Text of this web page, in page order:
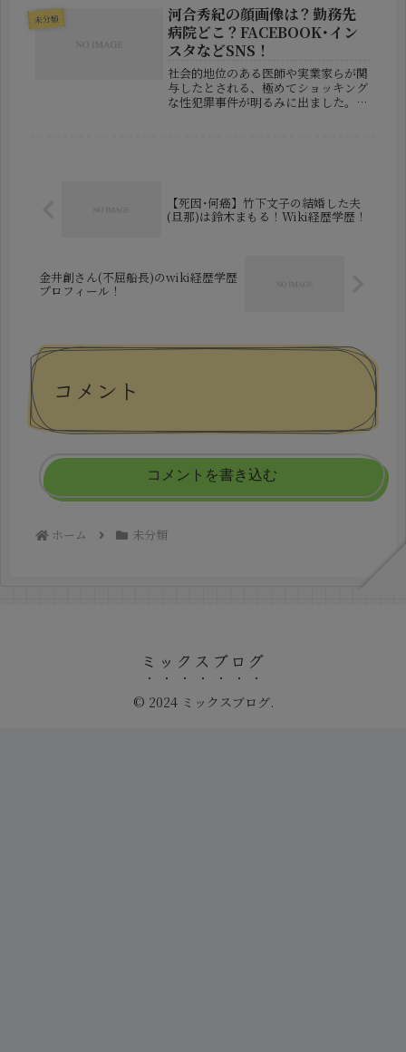
で遂に直木賞という大きな舞台に立つ
ことになりました。驚くべき...
未分類
河合秀紀の顔画像は？勤務先
病院どこ？FACEBOOK･イン
スタなどSNS！
社会的地位のある医師や実業家らが関
与したとされる、極めてショッキング
な性犯罪事件が明るみに出ました。東
【死因･何癌】竹下文子の結婚した夫
(旦那)は鈴木まもる！Wiki経歴学歴！
金井創さん(不屈船長)のwiki経歴学歴
プロフィール！
コメント
コメントを書き込む
ホーム 未分類
ミックスブログ
© 2024 ミックスブログ.